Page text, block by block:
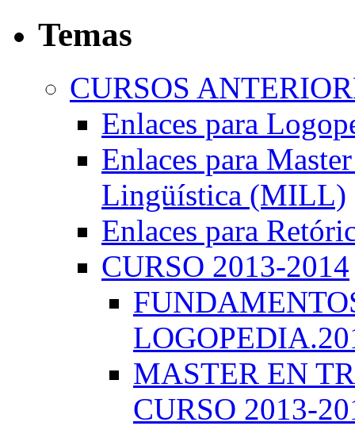
Temas
CURSOS
Enlaces para
Enlaces para
Lingüística (MILL)
Enlaces para
CURSO 2013-2014
MASTER EN
CURSO 2013-